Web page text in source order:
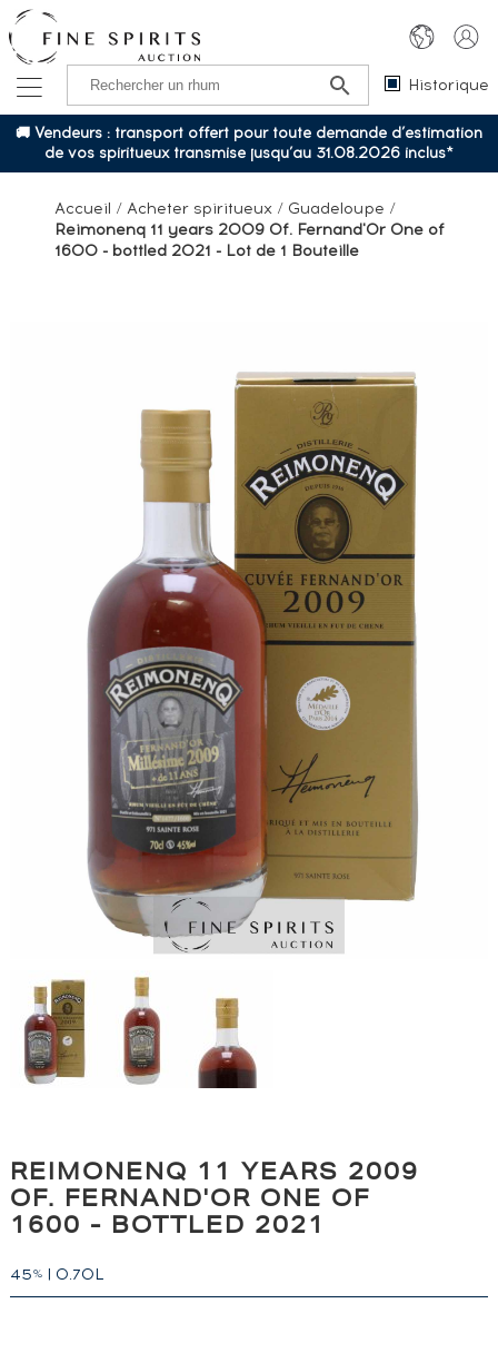
Historique
🚚 Vendeurs : transport offert pour toute demande d’estimation
de vos spiritueux transmise jusqu’au 31.08.2026 inclus*
Accueil / Acheter spiritueux / Guadeloupe /
Reimonenq 11 years 2009 Of. Fernand'Or One of
1600 - bottled 2021 - Lot de 1 Bouteille
REIMONENQ 11 YEARS 2009
OF. FERNAND'OR ONE OF
1600 - BOTTLED 2021
45% | 0.70L